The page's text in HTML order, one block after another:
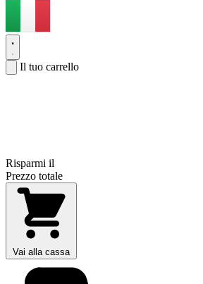
Il tuo carrello
Risparmi il
Prezzo totale
Vai alla cassa